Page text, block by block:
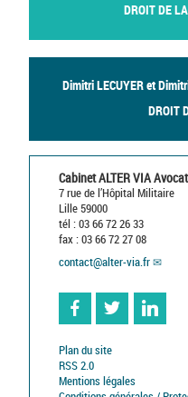
DROIT DE
Dimitri LECUYER et
DROIT
Cabinet ALTER VIA
7 rue de l’Hôpital Militaire
Lille 59000
tél : 03 66 72 26 33
fax : 03 66 72 27 08
contact@alter-via.fr
FacebookTwitter
Plan du site
RSS 2.0
Mentions légales